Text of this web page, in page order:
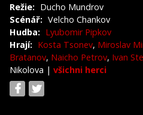
Režie: Ducho Mundrov
Scénář: Velcho Chankov
Hudba: Lyubomir Pipkov
Hrají: Kosta Tsonev, Miroslav
Bratanov, Naicho Petrov, Ivan
Nikolova | všichni herci